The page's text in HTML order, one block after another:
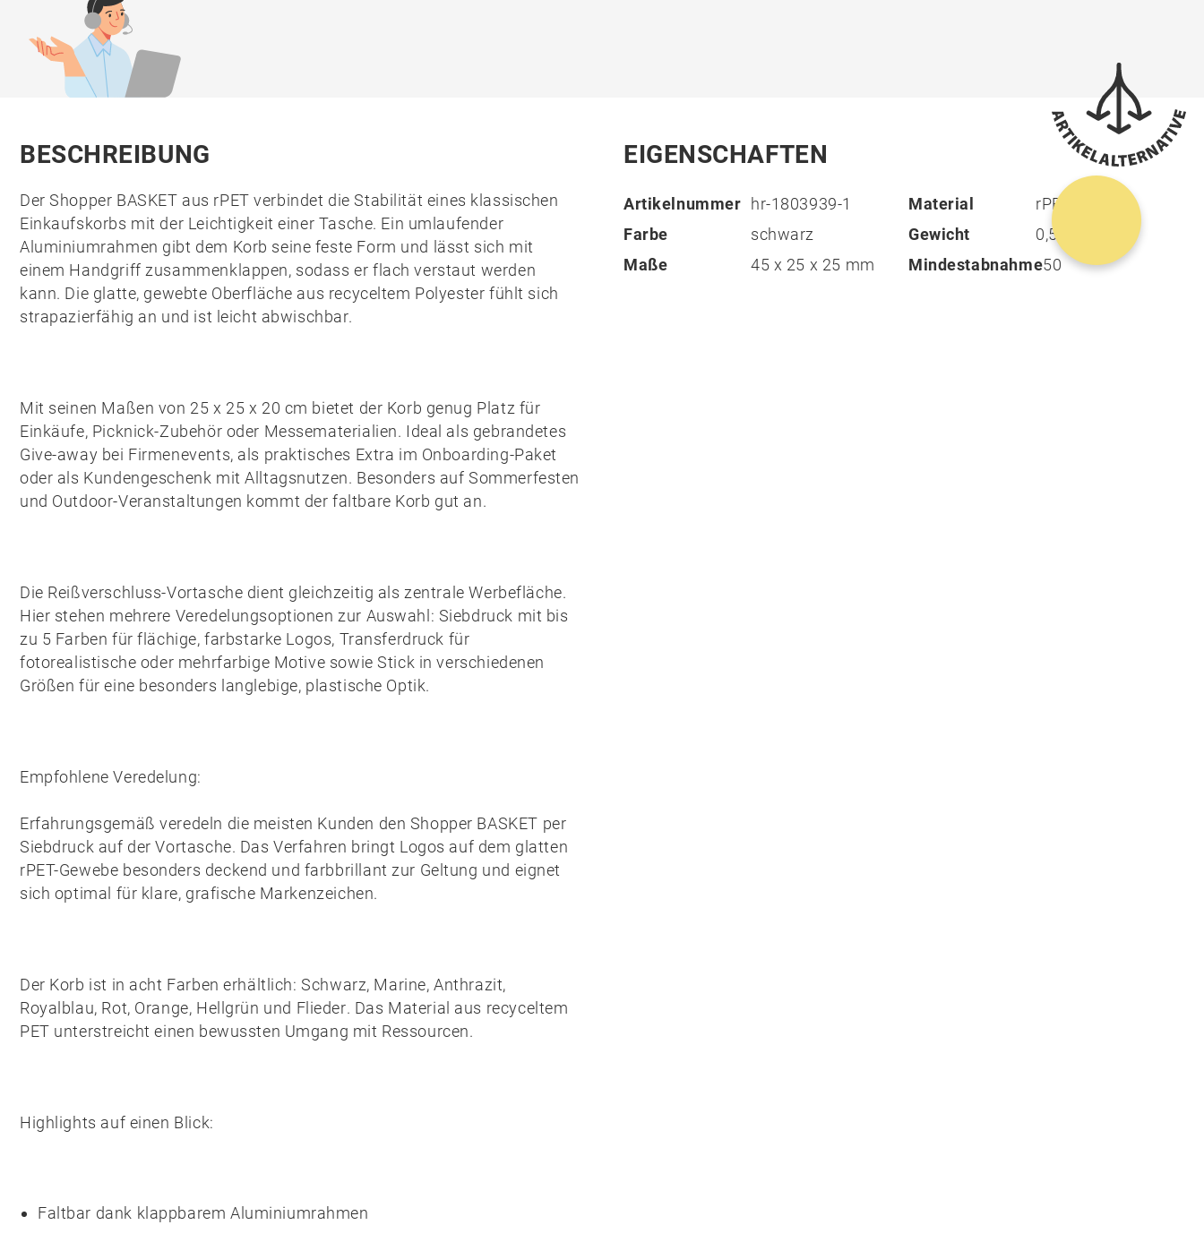
BESCHREIBUNG
Der Shopper BASKET aus rPET verbindet die Stabilität eines klassischen
Einkaufskorbs mit der Leichtigkeit einer Tasche. Ein umlaufender
Aluminiumrahmen gibt dem Korb seine feste Form und lässt sich mit
einem Handgriff zusammenklappen, sodass er flach verstaut werden
kann. Die glatte, gewebte Oberfläche aus recyceltem Polyester fühlt sich
strapazierfähig an und ist leicht abwischbar.
Mit seinen Maßen von 25 x 25 x 20 cm bietet der Korb genug Platz für
Einkäufe, Picknick-Zubehör oder Messematerialien. Ideal als gebrandetes
Give-away bei Firmenevents, als praktisches Extra im Onboarding-Paket
oder als Kundengeschenk mit Alltagsnutzen. Besonders auf Sommerfesten
und Outdoor-Veranstaltungen kommt der faltbare Korb gut an.
Die Reißverschluss-Vortasche dient gleichzeitig als zentrale Werbefläche.
Hier stehen mehrere Veredelungsoptionen zur Auswahl: Siebdruck mit bis
zu 5 Farben für flächige, farbstarke Logos, Transferdruck für
fotorealistische oder mehrfarbige Motive sowieStick in verschiedenen
Größen für eine besonders langlebige, plastische Optik.
Empfohlene Veredelung:
Erfahrungsgemäß veredeln die meisten Kunden den Shopper BASKET per
Siebdruck auf der Vortasche. Das Verfahren bringt Logos auf dem glatten
rPET-Gewebe besonders deckend und farbbrillant zur Geltung und eignet
sich optimal für klare, grafische Markenzeichen.
Der Korb ist in acht Farben erhältlich:Schwarz, Marine,Anthrazit,
Royalblau, Rot, Orange, Hellgrün und Flieder. Das Material aus recyceltem
PET unterstreicht einen bewussten Umgang mit Ressourcen.
Highlights auf einen Blick:
Faltbar dank klappbarem Aluminiumrahmen
EIGENSCHAFTEN
Artikelnummer
hr-1803939-1
Farbe
schwarz
Maße
45 x 25 x 25 mm
Material
rPET
Gewicht
0,537 kg
Mindestabnahme50